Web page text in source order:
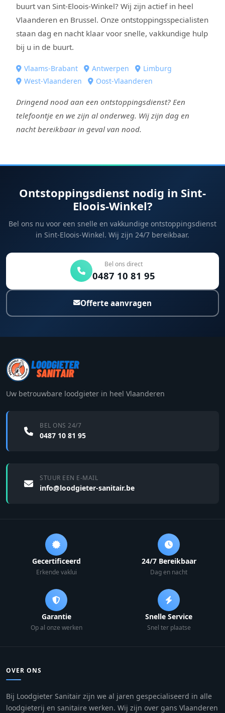
buurt van Sint-Eloois-Winkel? Wij zijn actief in heel
Vlaanderen en Brussel. Onze ontstoppingsspecialisten
staan dag en nacht klaar voor snelle, vakkundige hulp
bij u in de buurt.
Vlaams-Brabant Antwerpen
Limburg
West-Vlaanderen
Oost-Vlaanderen
Dringend nood aan een ontstoppingsdienst? Een
telefoontje en we zijn al onderweg. Wij zijn dag en
nacht bereikbaar in geval van nood.
Ontstoppingsdienst nodig in Sint-
Eloois-Winkel?
Bel ons nu voor een snelle en vakkundige ontstoppingsdienst
in Sint-Eloois-Winkel. Wij zijn 24/7 bereikbaar.
Bel ons direct
0487 10 81 95
Offerte aanvragen
Uw betrouwbare loodgieter in heel Vlaanderen
BEL ONS 24/7
0487 10 81 95
STUUR EEN E-MAIL
info@loodgieter-sanitair.be
Gecertificeerd
Erkende vaklui
24/7 Bereikbaar
Dag en nacht
Garantie
Op al onze werken
Snelle Service
Snel ter plaatse
OVER ONS
Bij Loodgieter Sanitair zijn we al jaren gespecialiseerd in alle
loodgieterij en sanitaire werken. Wij zijn over gans Vlaanderen